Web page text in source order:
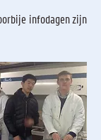
infodagen zijn